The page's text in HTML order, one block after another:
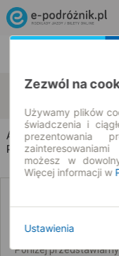
Augustynów
Warta
Augustynów → Warta
Rozkład jazdy i bilety
Poniżej
Zezwól na
Używamy plików
świadczenia i
prezentowania
możesz w
Więcej informacji w
Ustawienia